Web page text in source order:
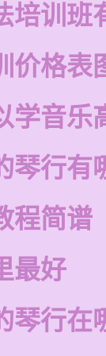
培训班
价格表
学音乐
琴行有
程简谱
最好
琴行在